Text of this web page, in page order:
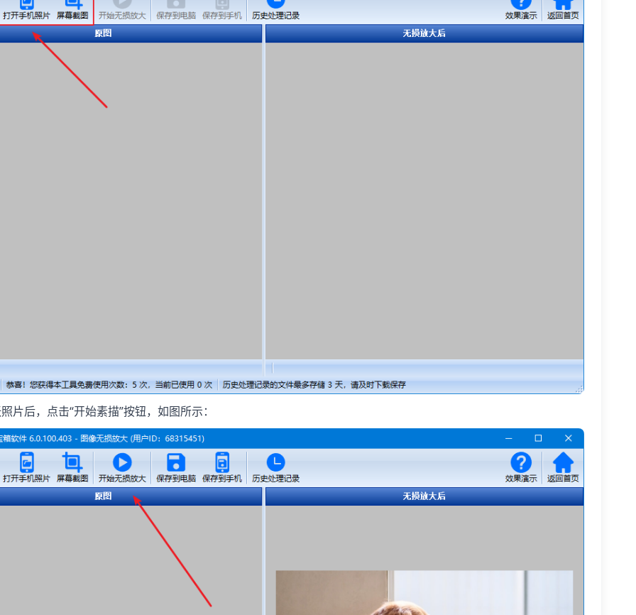
片后，点击“开始素描”按钮，如图所示：